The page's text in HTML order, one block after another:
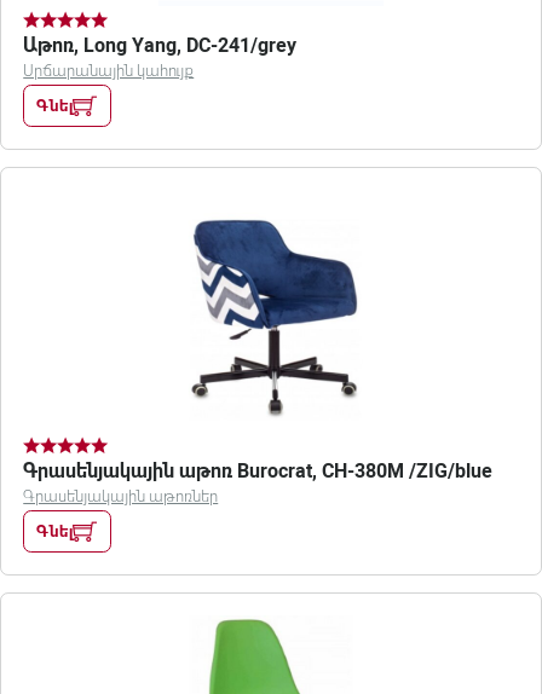
Աթոռ, Long Yang, DC-241/grey
Սրճարանային կահույք
Գնել
Գրասենյակային աթոռ Burocrat, CH-380M /ZIG/blue
Գրասենյակային աթոռներ
Գնել